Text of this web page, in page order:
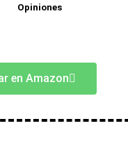
Opiniones
en Amazon